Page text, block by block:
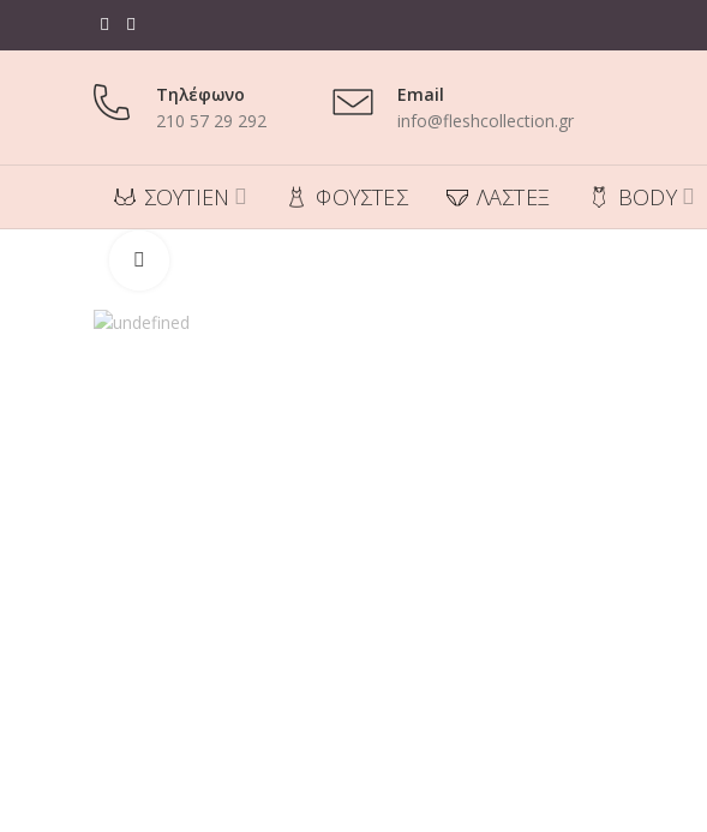
Τηλέφωνο
210 57 29 292
Email
info@fleshcollection.gr
ΣΟΥΤΙΕΝ ΦΟΥΣΤΕΣ ΛΑΣΤΕΞ BODY